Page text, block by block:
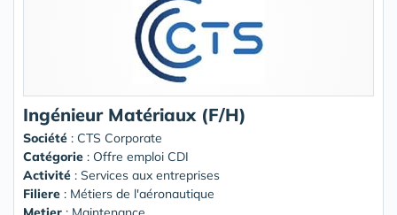
Ingénieur Matériaux (F/H)
Société : CTS Corporate
Catégorie : Offre emploi CDI
Activité : Services aux entreprises
Filiere : Métiers de l'aéronautique